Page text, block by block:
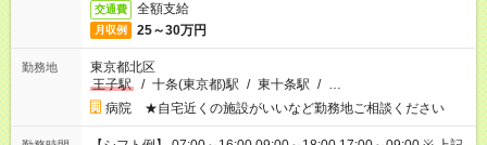
交通費 全額支給
月収例 25～30万円
勤務地
東京都北区
王子駅
/ 十条(東京都)駅 / 東十条駅 / …
病院 ★自宅近くの施設がいいなど勤務地ご相談ください